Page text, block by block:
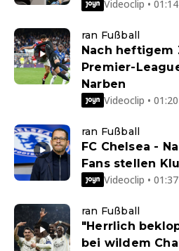
Videoclip •
ran Fußball
Nach heftigem
Premier-
Narben
Videoclip •
ran Fußball
FC Chelsea -
Fans stellen
Videoclip •
ran Fußball
"Herrlich
bei wildem